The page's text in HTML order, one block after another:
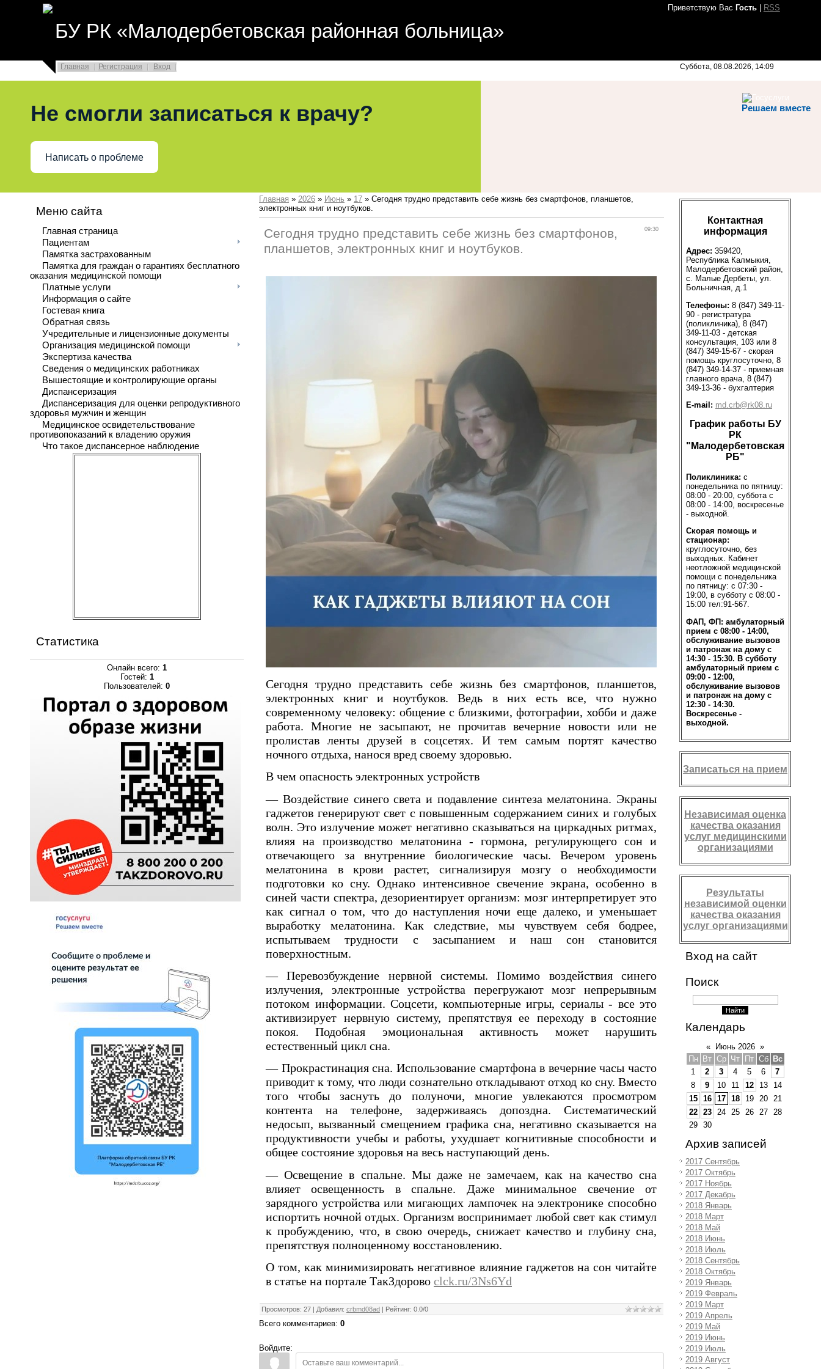
Приветствую Вас Гость| RSS
БУ РК «Малодербетовская районная больница»
Главная Регистрация Вход Суббота, 08.08.2026, 14:09
Решаем вместе
Не смогли записаться к врачу?
Написать о проблеме
Меню сайта
Главная страница
Пациентам
Памятка застрахованным
Памятка для граждан о гарантиях бесплатного
оказания медицинской помощи
Платные услуги
Информация о сайте
Гостевая книга
Обратная связь
Учредительные и лицензионные документы
Организация медицинской помощи
Экспертиза качества
Сведения о медицинских работниках
Вышестоящие и контролирующие органы
Диспансеризация
Диспансеризация для оценки репродуктивного
здоровья мужчин и женщин
Медицинское освидетельствование
противопоказаний к владению оружия
Что такое диспансерное наблюдение
Статистика
Онлайн всего: 1
Гостей: 1
Пользователей: 0
Главная » 2026 » Июнь » 17 » Сегодня трудно представить себе жизнь без смартфонов, планшетов,
электронных книг и ноутбуков.
09:30
Сегодня трудно представить себе жизнь без смартфонов,
планшетов, электронных книг и ноутбуков.
Сегодня трудно представить себе жизнь без смартфонов, планшетов,
электронных книг и ноутбуков. Ведь в них есть все, что нужно
современному человеку: общение с близкими, фотографии, хобби и даже
работа. Многие не засыпают, не прочитав вечерние новости или не
пролистав ленты друзей в соцсетях. И тем самым портят качество
ночного отдыха, нанося вред своему здоровью.
В чем опасность электронных устройств
— Воздействие синего света и подавление синтеза мелатонина. Экраны
гаджетов генерируют свет с повышенным содержанием синих и голубых
волн. Это излучение может негативно сказываться на циркадных ритмах,
влияя на производство мелатонина - гормона, регулирующего сон и
отвечающего за внутренние биологические часы. Вечером уровень
мелатонина в крови растет, сигнализируя мозгу о необходимости
подготовки ко сну. Однако интенсивное свечение экрана, особенно в
синей части спектра, дезориентирует организм: мозг интерпретирует это
как сигнал о том, что до наступления ночи еще далеко, и уменьшает
выработку мелатонина. Как следствие, мы чувствуем себя бодрее,
испытываем трудности с засыпанием и наш сон становится
поверхностным.
— Перевозбуждение нервной системы. Помимо воздействия синего
излучения, электронные устройства перегружают мозг непрерывным
потоком информации. Соцсети, компьютерные игры, сериалы - все это
активизирует нервную систему, препятствуя ее переходу в состояние
покоя. Подобная эмоциональная активность может нарушить
естественный цикл сна.
— Прокрастинация сна. Использование смартфона в вечерние часы часто
приводит к тому, что люди сознательно откладывают отход ко сну. Вместо
того чтобы заснуть до полуночи, многие увлекаются просмотром
контента на телефоне, задерживаясь допоздна. Систематический
недосып, вызванный смещением графика сна, негативно сказывается на
продуктивности учебы и работы, ухудшает когнитивные способности и
общее состояние здоровья на весь наступающий день.
— Освещение в спальне. Мы даже не замечаем, как на качество сна
влияет освещенность в спальне. Даже минимальное свечение от
зарядного устройства или мигающих лампочек на электронике способно
испортить ночной отдых. Организм воспринимает любой свет как стимул
к пробуждению, что, в свою очередь, снижает качество и глубину сна,
препятствуя полноценному восстановлению.
О том, как минимизировать негативное влияние гаджетов на сон читайте
в статье на портале ТакЗдорово clck.ru/3Ns6Yd
Просмотров: 27 Добавил: crbmd08ad Рейтинг: 0.0/0
Всего комментариев: 0
Войдите:
Контактная
информация
Адрес: 359420,
Республика Калмыкия,
Малодербетовский район,
с. Малые Дербеты, ул.
Больничная, д.1
Телефоны: 8 (847) 349-11-
90 - регистратура
(поликлиника), 8 (847)
349-11-03 - детская
консультация, 103 или 8
(847) 349-15-67 - скорая
помощь круглосуточно, 8
(847) 349-14-37 - приемная
главного врача, 8 (847)
349-13-36 - бухгалтерия
E-mail: md.crb@rk08.ru
График работы БУ
РК
"Малодербетовская
РБ"
Поликлиника: с
понедельника по пятницу:
08:00 - 20:00, суббота с
08:00 - 14:00, воскресенье
- выходной.
Скорая помощь и
стационар:
круглосуточно, без
выходных. Кабинет
неотложной медицинской
помощи с понедельника
по пятницу: с 07:30 -
19:00, в субботу с 08:00 -
15:00 тел:91-567.
ФАП, ФП: амбулаторный
прием с 08:00 - 14:00,
обслуживание вызовов
и патронаж на дому с
14:30 - 15:30. В субботу
амбулаторный прием с
09:00 - 12:00,
обслуживание вызовов
и патронаж на дому с
12:30 - 14:30.
Воскресенье -
выходной.
Записаться на прием
Независимая оценка
качества оказания
услуг медицинскими
организациями
Результаты
независимой оценки
качества оказания
услуг организациями
Вход на сайт
Поиск
Календарь
« Июнь 2026 »
Пн
Вт Ср Чт Пт Сб
Вс
1
2 3 4 5 6
7
8
9 10 11 12 13
14
15
16 17 18 19 20
21
22
23 24 25 26 27
28
29
30
Архив записей
2017 Сентябрь
2017 Октябрь
2017 Ноябрь
2017 Декабрь
2018 Январь
2018 Март
2018 Май
2018 Июнь
2018 Июль
2018 Сентябрь
2018 Октябрь
2019 Январь
2019 Февраль
2019 Март
2019 Апрель
2019 Май
2019 Июнь
2019 Июль
2019 Август